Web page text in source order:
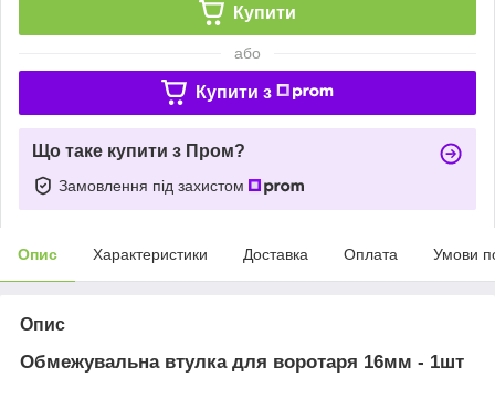
Купити
або
Купити з
Що таке купити з Пром?
Замовлення під захистом
Опис Характеристики Доставка Оплата Умови
Опис
Обмежувальна втулка для воротаря 16мм - 1шт